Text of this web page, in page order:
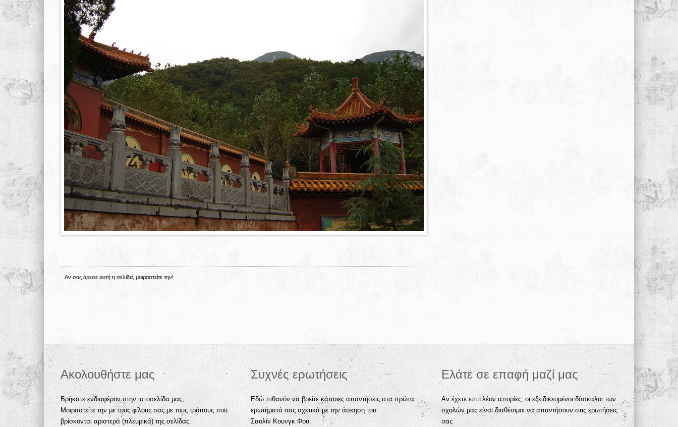
Αν σας άρεσε αυτή η σελίδα, μοιραστείτε την!
Ακολουθήστε μας
Βρήκατε ενδιαφέρον στην ιστοσελίδα μας;
Μοιραστείτε την με τους φίλους σας με τους τρόπους που
βρίσκονται αριστερά (πλευρικά) της σελίδας.
Συχνές ερωτήσεις
Εδώ πιθανόν να βρείτε κάποιες απαντήσεις στα πρώτα
ερωτήματά σας σχετικά με την άσκηση του
Σαολίν Κουνγκ Φου.
Ελάτε σε επαφή μαζί μας
Αν έχετε επιπλέον απορίες, οι εξειδικευμένοι δάσκαλοι των
σχολών μας είναι διαθέσιμοι να απαντήσουν στις ερωτήσεις
σας